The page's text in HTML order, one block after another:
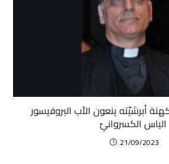
أبرشيّته ينعون الأب البروفيسور
الياس الكسروانيّ
21/09/2023